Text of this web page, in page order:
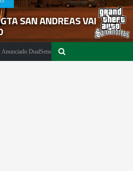
SAN ANDREAS VAI
DualSense The Last of Us Limited Edition